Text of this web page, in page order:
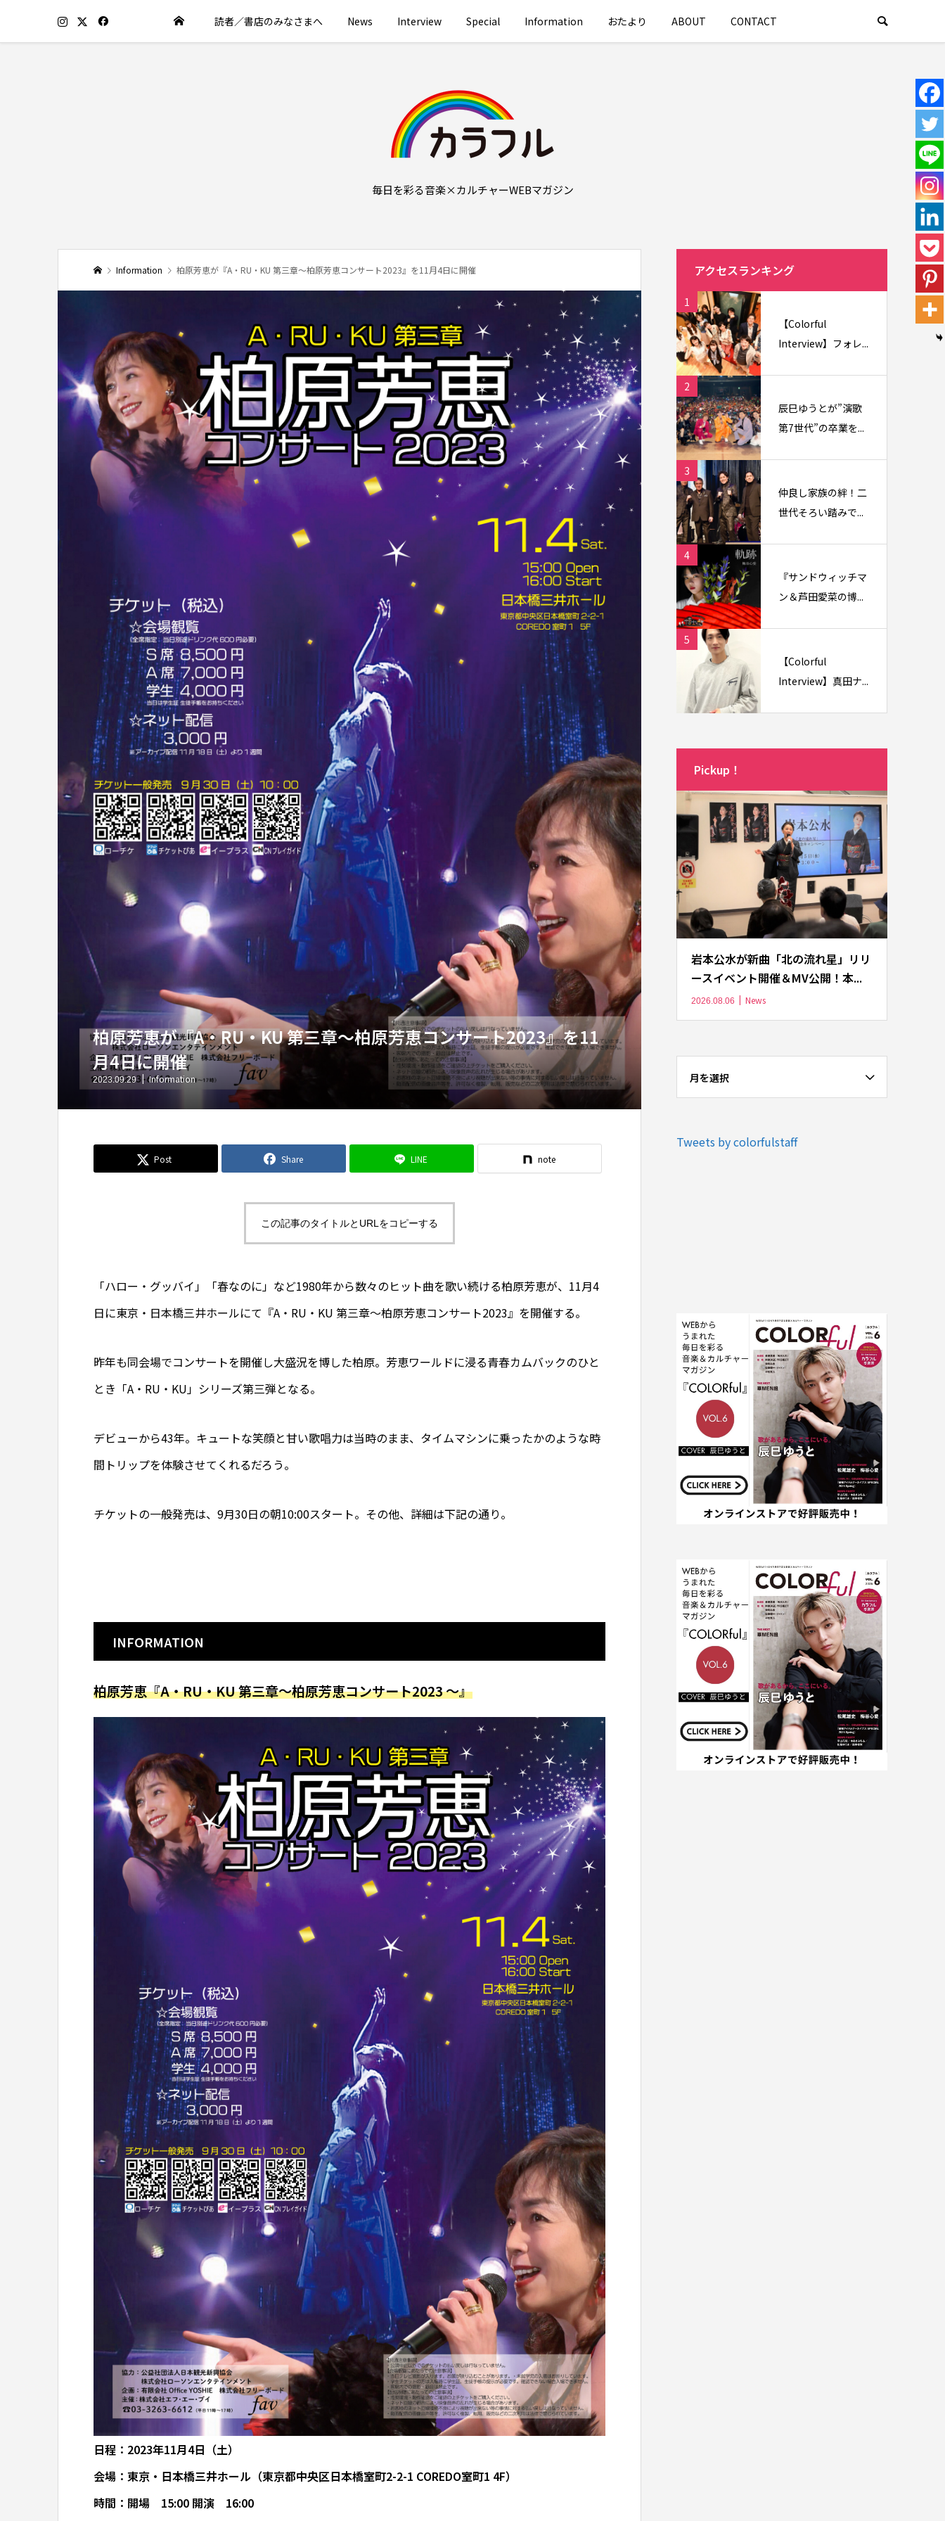
読者／書店のみなさまへ News Interview Special Information おたより ABOUT CONTACT
毎日を彩る音楽×カルチャーWEBマガジン
Information 柏原芳恵が『A・RU・KU 第三章～柏原芳恵コンサート2023』を11月4日に開催
柏原芳恵が『A・RU・KU 第三章～柏原芳恵コンサート2023』を11
月4日に開催
2023.09.29 Information
Post Share LINE note
この記事のタイトルとURLをコピーする
「ハロー・グッバイ」「春なのに」など1980年から数々のヒット曲を歌い続ける柏原芳恵が、11月4
日に東京・日本橋三井ホールにて『A・RU・KU 第三章～柏原芳恵コンサート2023』を開催する。
昨年も同会場でコンサートを開催し大盛況を博した柏原。芳恵ワールドに浸る青春カムバックのひと
とき「A・ RU ・ KU」シリーズ第三弾となる。
デビューから43年。キュートな笑顔と甘い歌唱力は当時のまま、 タイムマシンに乗ったかのような時
間トリップを体験させてくれるだろう。
チケットの一般発売は、9月30日の朝10:00スタート。その他、詳細は下記の通り。
INFORMATION
柏原芳恵『A・RU・KU 第三章～柏原芳恵コンサート2023 ～』
日程：2023年11月4日（土）
会場：東京・日本橋三井ホール（東京都中央区日本橋室町2-2-1 COREDO室町1 4F）
時間：開場 15:00 開演 16:00
アクセスランキング
1
【Colorful
Interview】フォレ...
2
辰巳ゆうとが”演歌
第7世代”の卒業を...
3
仲良し家族の絆！二
世代そろい踏みで...
4
『サンドウィッチマ
ン＆芦田愛菜の博...
5
【Colorful
Interview】真田ナ...
Pickup！
岩本公水が新曲「北の流れ星」リリ
ースイベント開催＆MV公開！本...
2026.08.06 News
月を選択
Tweets by colorfulstaff